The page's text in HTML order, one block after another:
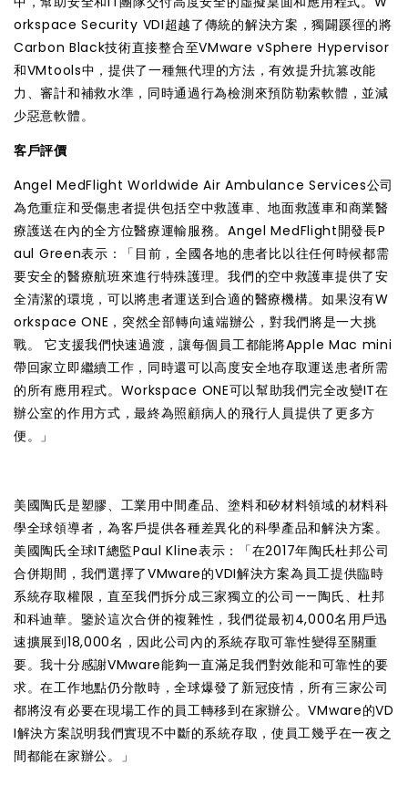
orkspace Security VDI超越了傳統的解決方案，獨闢蹊徑的將
Carbon Black技術直接整合至VMware vSphere Hypervisor
和VMtools中，提供了一種無代理的方法，有效提升抗篡改能
力、審計和補救水準，同時通過行為檢測來預防勒索軟體，並減
少惡意軟體。
客戶評價
Angel MedFlight Worldwide Air Ambulance Services公司
為危重症和受傷患者提供包括空中救護車、地面救護車和商業醫
療護送在內的全方位醫療運輸服務。Angel MedFlight開發長P
aul Green表示：「目前，全國各地的患者比以往任何時候都需
要安全的醫療航班來進行特殊護理。我們的空中救護車提供了安
全清潔的環境，可以將患者運送到合適的醫療機構。如果沒有W
orkspace ONE，突然全部轉向遠端辦公，對我們將是一大挑
戰。 它支援我們快速過渡，讓每個員工都能將Apple Mac mini
帶回家立即繼續工作，同時還可以高度安全地存取運送患者所需
的所有應用程式。Workspace ONE可以幫助我們完全改變IT在
辦公室的作用方式，最終為照顧病人的飛行人員提供了更多方
便。」
美國陶氏是塑膠、工業用中間產品、塗料和矽材料領域的材料科
學全球領導者，為客戶提供各種差異化的科學產品和解決方案。
美國陶氏全球IT總監Paul Kline表示：「在2017年陶氏杜邦公司
合併期間，我們選擇了VMware的VDI解決方案為員工提供臨時
系統存取權限，直至我們拆分成三家獨立的公司——陶氏、杜邦
和科迪華。鑒於這次合併的複雜性，我們從最初4,000名用戶迅
速擴展到18,000名，因此公司內的系統存取可靠性變得至關重
要。我十分感謝VMware能夠一直滿足我們對效能和可靠性的要
求。在工作地點仍分散時，全球爆發了新冠疫情，所有三家公司
都將沒有必要在現場工作的員工轉移到在家辦公。VMware的VD
I解決方案説明我們實現不中斷的系統存取，使員工幾乎在一夜之
間都能在家辦公。」